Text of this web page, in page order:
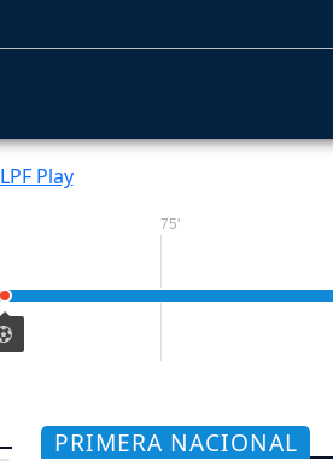
LPF Play
75'
PRIMERA NACIONAL